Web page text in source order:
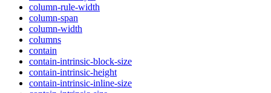
column-rule-width
column-span
column-width
columns
contain
contain-intrinsic-block-size
contain-intrinsic-height
contain-intrinsic-inline-size